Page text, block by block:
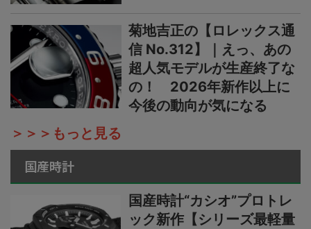
菊地吉正の【ロレックス通
信 No.312】｜えっ、あの
超人気モデルが生産終了な
の！ 2026年新作以上に
今後の動向が気になる
＞＞＞もっと見る
国産時計
国産時計“カシオ”プロトレ
ック新作【シリーズ最軽量